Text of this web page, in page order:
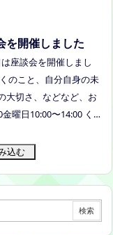
3） 日時：令和８年7
場所：玉島某所 参加
きます。 ※申し込み
ルでお伝えします。
う場所でこじんまりと
申し込みはこちら
h
を開催しました
は座談会を開催しまし
のこと、自分自身の未
大切さ、などなど、お
曜日10:00〜14:00 く
込む